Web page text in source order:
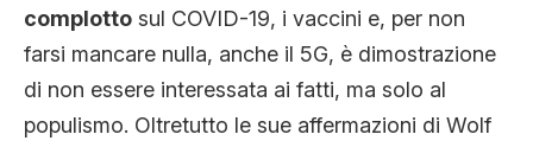
complotto sul COVID-19, i vaccini e, per non
farsi mancare nulla, anche il 5G, è dimostrazione
di non essere interessata ai fatti, ma solo al
populismo. Oltretutto le sue affermazioni di Wolf